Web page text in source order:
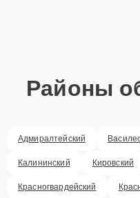
Районы
Адмиралтейский
Калининский Кировский
Красногвардейский